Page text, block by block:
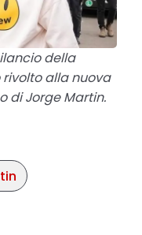
della
alla nuova
di Jorge Martin.